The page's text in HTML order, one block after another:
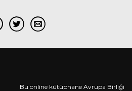
Bu online kütüphane Avrupa Birliği